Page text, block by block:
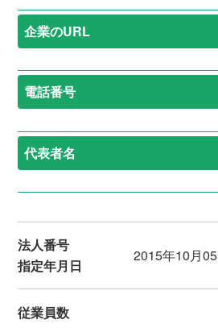
企業のURL
電話番号
代表者名
法人番号
指定年月日
2015年10月
従業員数